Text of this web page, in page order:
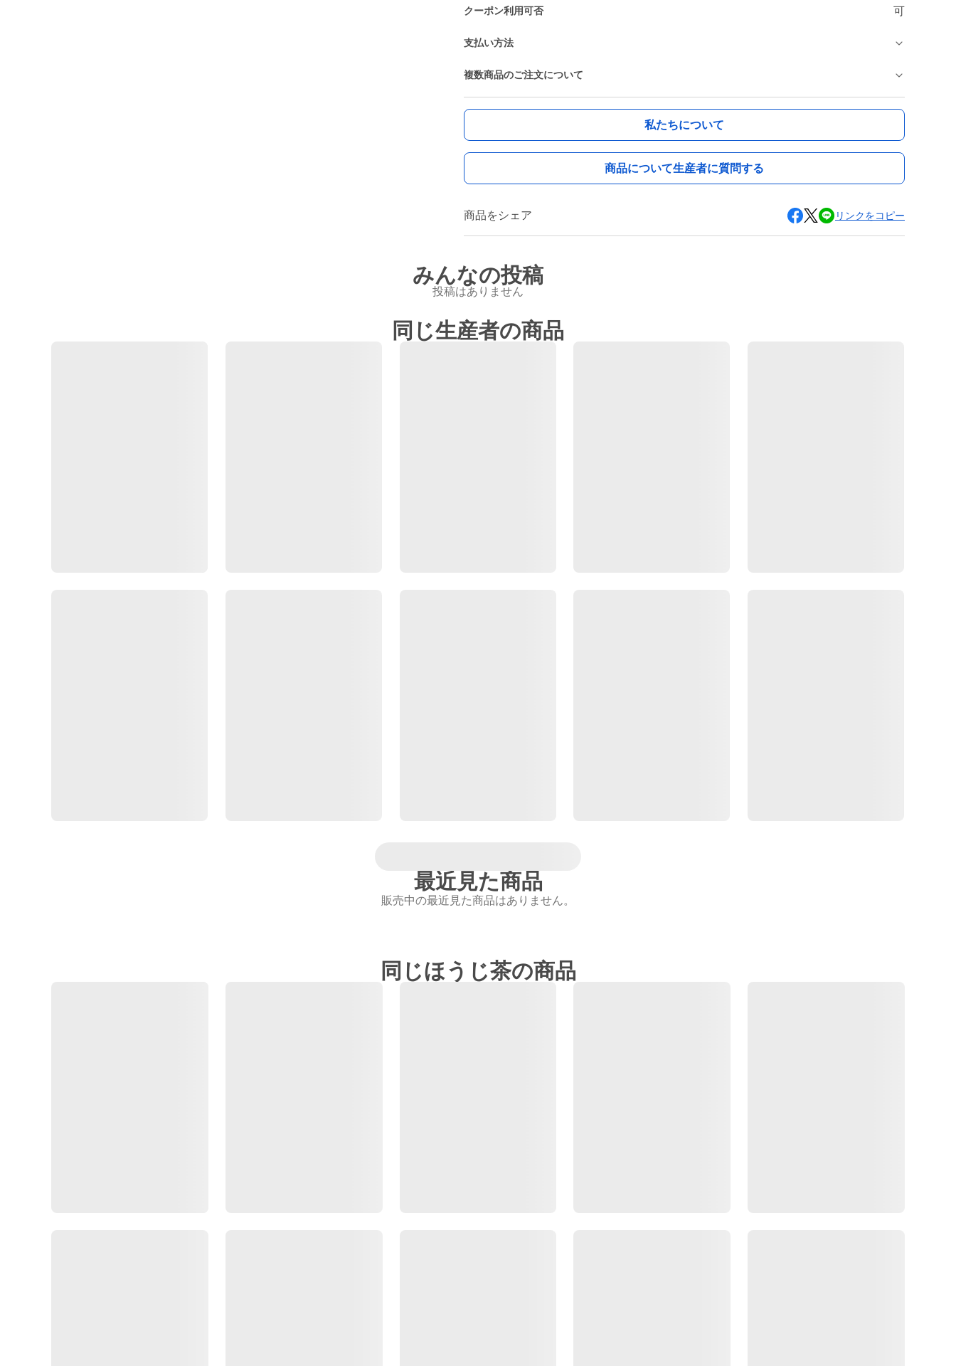
クーポン利用可否 可
支払い方法
複数商品のご注文について
私たちについて
商品について生産者に質問する
商品をシェア リンクをコピー
みんなの投稿
投稿はありません
同じ生産者の商品
最近見た商品
販売中の最近見た商品はありません。
同じほうじ茶の商品